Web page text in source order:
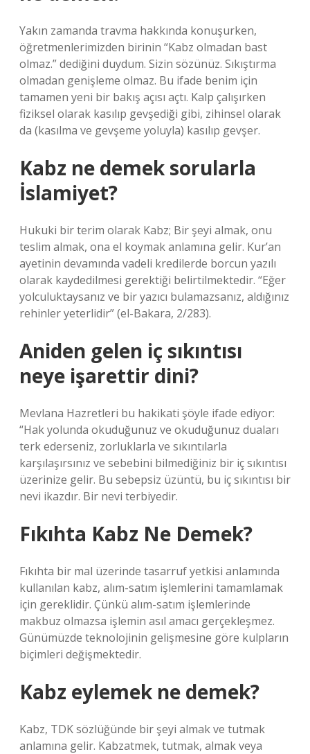
Yakın zamanda travma hakkında konuşurken,
öğretmenlerimizden birinin “Kabz olmadan bast
olmaz.” dediğini duydum. Sizin sözünüz. Sıkıştırma
olmadan genişleme olmaz. Bu ifade benim için
tamamen yeni bir bakış açısı açtı. Kalp çalışırken
fiziksel olarak kasılıp gevşediği gibi, zihinsel olarak
da (kasılma ve gevşeme yoluyla) kasılıp gevşer.
Kabz ne demek sorularla
İslamiyet?
Hukuki bir terim olarak Kabz; Bir şeyi almak, onu
teslim almak, ona el koymak anlamına gelir. Kur’an
ayetinin devamında vadeli kredilerde borcun yazılı
olarak kaydedilmesi gerektiği belirtilmektedir. “Eğer
yolculuktaysanız ve bir yazıcı bulamazsanız, aldığınız
rehinler yeterlidir” (el-Bakara, 2/283).
Aniden gelen iç sıkıntısı
neye işarettir dini?
Mevlana Hazretleri bu hakikati şöyle ifade ediyor:
“Hak yolunda okuduğunuz ve okuduğunuz duaları
terk ederseniz, zorluklarla ve sıkıntılarla
karşılaşırsınız ve sebebini bilmediğiniz bir iç sıkıntısı
üzerinize gelir. Bu sebepsiz üzüntü, bu iç sıkıntısı bir
nevi ikazdır. Bir nevi terbiyedir.
Fıkıhta Kabz Ne Demek?
Fıkıhta bir mal üzerinde tasarruf yetkisi anlamında
kullanılan kabz, alım-satım işlemlerini tamamlamak
için gereklidir. Çünkü alım-satım işlemlerinde
makbuz olmazsa işlemin asıl amacı gerçekleşmez.
Günümüzde teknolojinin gelişmesine göre kulpların
biçimleri değişmektedir.
Kabz eylemek ne demek?
Kabz, TDK sözlüğünde bir şeyi almak ve tutmak
anlamına gelir. Kabzatmek, tutmak, almak veya